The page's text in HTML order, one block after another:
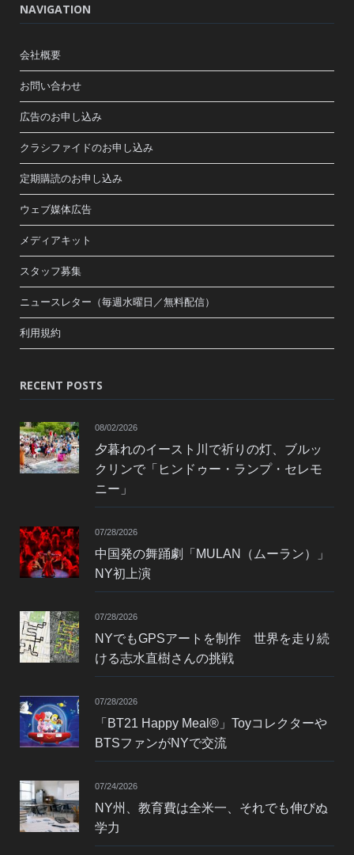
NAVIGATION
会社概要
お問い合わせ
広告のお申し込み
クラシファイドのお申し込み
定期購読のお申し込み
ウェブ媒体広告
メディアキット
スタッフ募集
ニュースレター（毎週水曜日／無料配信）
利用規約
RECENT POSTS
08/02/2026
夕暮れのイースト川で祈りの灯、ブルッ
クリンで「ヒンドゥー・ランプ・セレモ
ニー」
07/28/2026
中国発の舞踊劇「MULAN（ムーラン）」
NY初上演
07/28/2026
NYでもGPSアートを制作 世界を走り続
ける志水直樹さんの挑戦
07/28/2026
「BT21 Happy Meal®」Toyコレクターや
BTSファンがNYで交流
07/24/2026
NY州、教育費は全米一、それでも伸びぬ
学力